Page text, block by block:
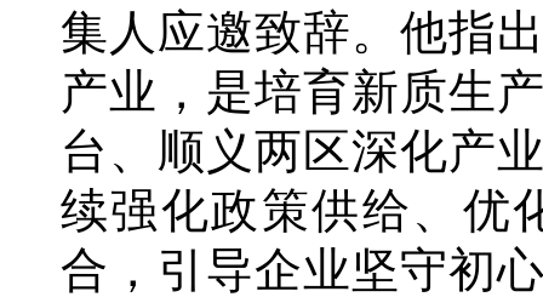
集人应邀致辞。他指
产业，是培育新质生
台、顺义两区深化产
续强化政策供给、优
合，引导企业坚守初